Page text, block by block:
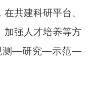
共建科研平台、
加强人才培养等方
测—研究—示范—